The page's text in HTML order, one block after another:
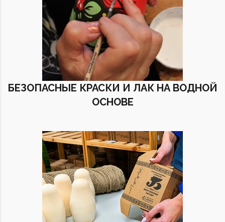
БЕЗОПАСНЫЕ КРАСКИ И ЛАК НА ВОДНОЙ
ОСНОВЕ